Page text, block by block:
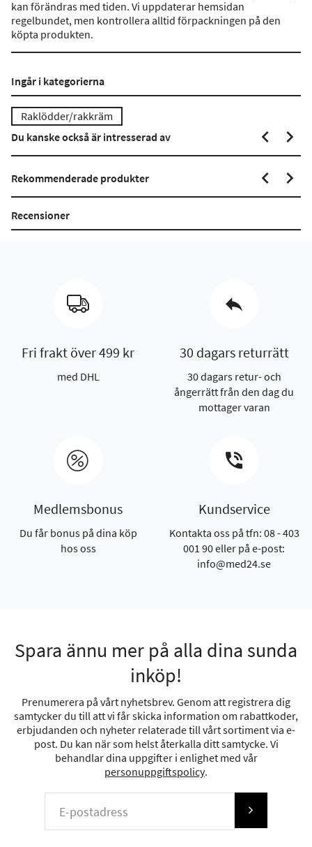
kan förändras med tiden. Vi uppdaterar hemsidan
regelbundet, men kontrollera alltid förpackningen på den
köpta produkten.
Ingår i kategorierna
Raklödder/rakkräm
Du kanske också är intresserad av
Rekommenderade produkter
Recensioner
Fri frakt över 499 kr
med DHL
30 dagars returrätt
30 dagars retur- och
ångerrätt från den dag du
mottager varan
Medlemsbonus
Du får bonus på dina köp
hos oss
Kundservice
Kontakta oss på tfn: 08 - 403
001 90 eller på e-post:
info@med24.se
Spara ännu mer på alla dina sunda
inköp!
Prenumerera på vårt nyhetsbrev. Genom att registrera dig
samtycker du till att vi får skicka information om rabattkoder,
erbjudanden och nyheter relaterade till vårt sortiment via e-
post. Du kan när som helst återkalla ditt samtycke. Vi
behandlar dina uppgifter i enlighet med vår
personuppgiftspolicy.